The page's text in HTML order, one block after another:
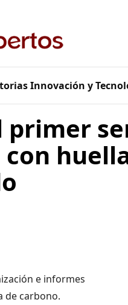
Innovación y
primer
e informes
de carbono.